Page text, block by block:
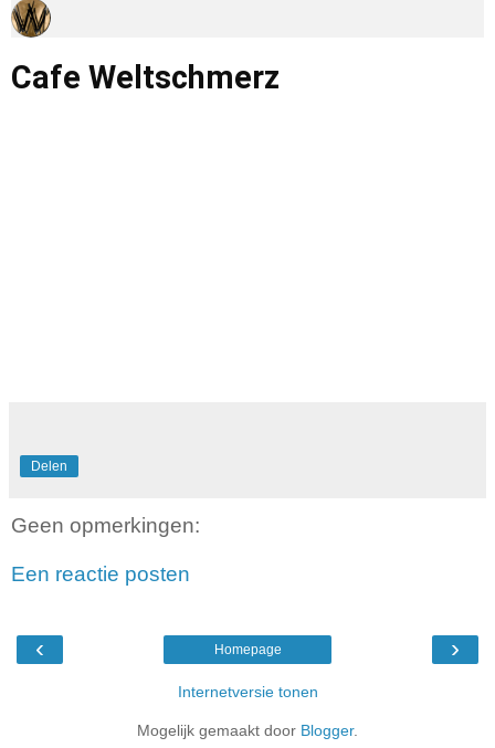
Cafe Weltschmerz
Delen
Geen opmerkingen:
Een reactie posten
‹ ›
Homepage
Internetversie tonen
Mogelijk gemaakt door Blogger.